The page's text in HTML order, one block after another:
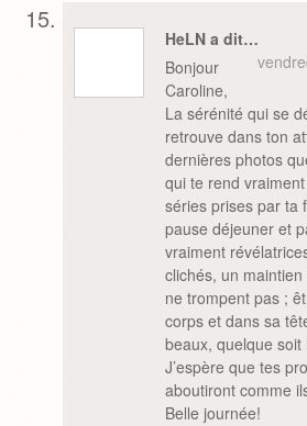
HeLN a dit…
Bonjour
Caroline,
La sérénité qui se
retrouve dans ton
dernières photos
qui te rend
séries prises par ta
pause déjeuner et
vraiment
clichés, un
ne trompent pas ;
corps et dans sa
beaux, quelque soit
J’espère que tes
aboutiront comme
Belle journée!